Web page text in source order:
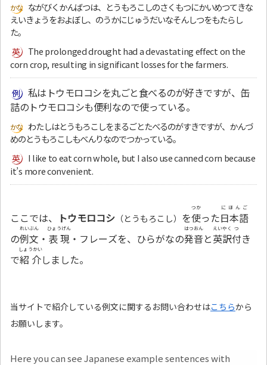
ながびくかんばつは、とうもろこしのさくもつにかいめつてきな
えいきょうをおよぼし、のうかにじゅうだいなそんしつをもたらし
た。
The prolonged drought had a devastating effect on the
corn crop, resulting in significant losses for the farmers.
私はトウモロコシを丸ごと食べるのが好きですが、缶
詰のトウモロコシも便利なので使っている。
わたしはとうもろこしをまるごとたべるのがすきですが、かんづ
めのとうもろこしもべんりなのでつかっている。
I like to eat corn whole, but I also use canned corn because
it’s more convenient.
ここでは、 トウモロコシ （とうもろこし） を使
つか
った日本語
にほんご
の例文
れいぶん
・ 表現
ひょうげん
・フレーズを、ひらがなの発音
はつおん
と英訳
えいやく
付
つ
き
で紹介
しょうかい
しました。
当サイトで紹介している例文に関するお問い合わせはこちらから
お願いします。
Here you can see Japanese example sentences with